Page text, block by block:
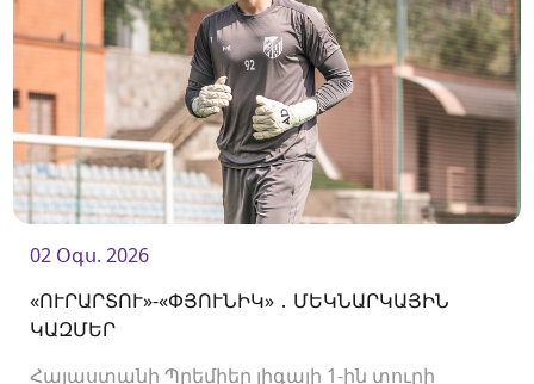
02 Օգս. 2026
«ՈՒՐԱՐՏՈՒ»-«ՓՅՈՒՆԻԿ» ․ ՄԵԿՆԱՐԿԱՅԻՆ
ԿԱԶՄԵՐ
Հայաստանի Պրեմիեր լիգայի 1-ին տուրի